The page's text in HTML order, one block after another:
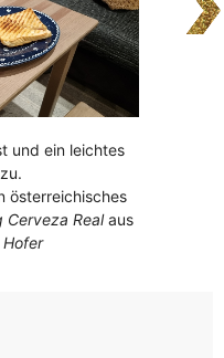
und ein leichtes
österreichisches
Cerveza Realaus
Hofer